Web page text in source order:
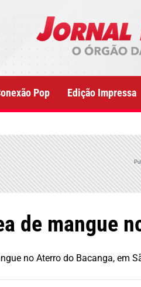
Pop Edição Impressa
de mangue
no Aterro do Bacanga, em